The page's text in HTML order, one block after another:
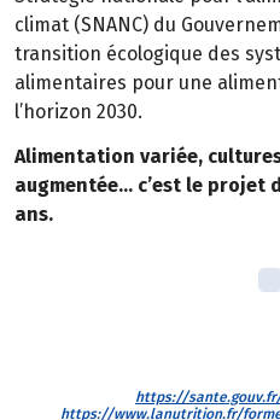
climat (SNANC) du
transition écologique des
alimentaires pour une
l’horizon 2030.
Alimentation variée,
augmentée… c’est le projet
ans.
https://
https://www.lanutrition.fr/